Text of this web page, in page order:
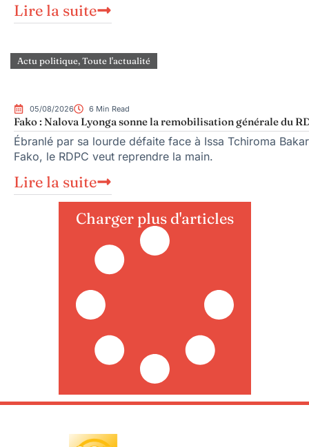
Lire la suite
Actu politique,Toute l'actualité
05/08/2026 6 Min Read
Fako : Nalova Lyonga sonne la remobilisation générale du
Ébranlé par sa lourde défaite face à Issa Tchiroma
Fako, le RDPC veut reprendre la main.
Lire la suite
Charger plus d'articles